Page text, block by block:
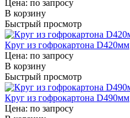
Цена: по запросу
В корзину
Быстрый просмотр
Круг из гофрокартона D420мм
Цена: по запросу
В корзину
Быстрый просмотр
Круг из гофрокартона D490мм
Цена: по запросу